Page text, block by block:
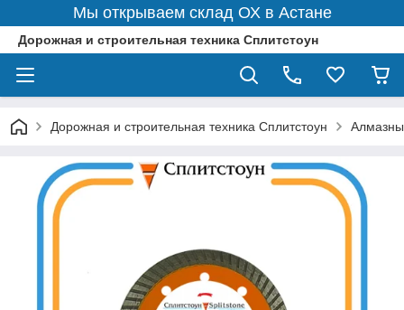
Мы открываем склад ОХ в Астане
Дорожная и строительная техника Сплитстоун
Дорожная и строительная техника Сплитстоун